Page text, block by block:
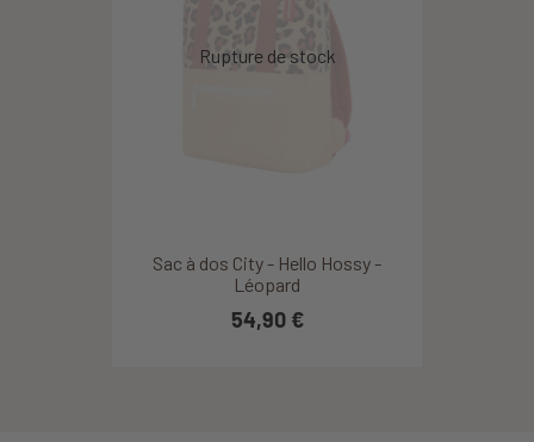
Sac à dos City - Hello Hossy -
Léopard
54,90 €